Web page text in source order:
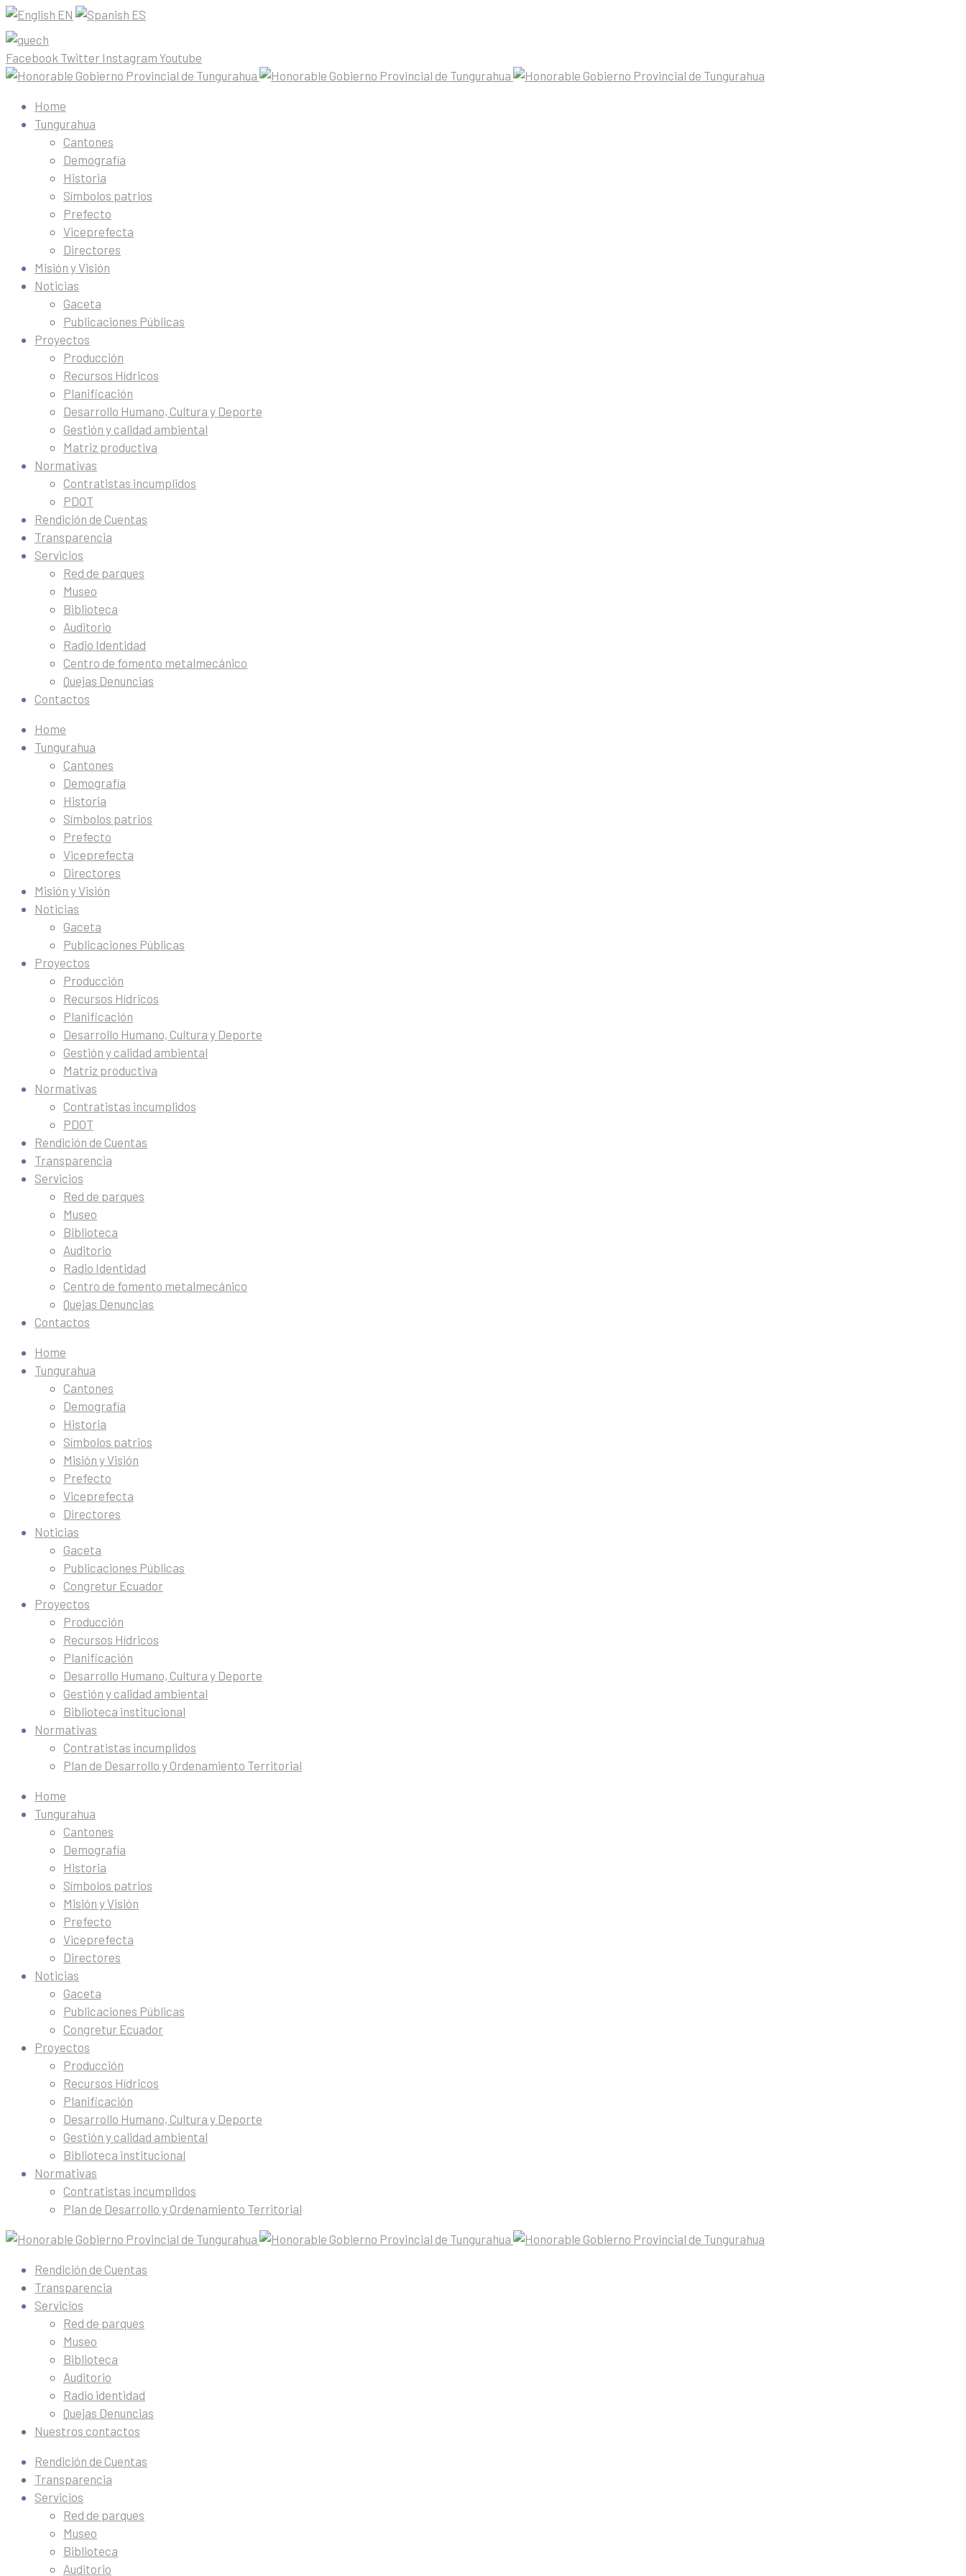
EN ES
Facebook Twitter Instagram Youtube
Home
Tungurahua
Cantones
Demografía
Historia
Símbolos patrios
Prefecto
Viceprefecta
Directores
Misión y Visión
Noticias
Gaceta
Publicaciones Públicas
Proyectos
Producción
Recursos Hídricos
Planificación
Desarrollo Humano, Cultura y Deporte
Gestión y calidad ambiental
Matriz productiva
Normativas
Contratistas incumplidos
PDOT
Rendición de Cuentas
Transparencia
Servicios
Red de parques
Museo
Biblioteca
Auditorio
Radio Identidad
Centro de fomento metalmecánico
Quejas Denuncias
Contactos
Home
Tungurahua
Cantones
Demografía
Historia
Símbolos patrios
Prefecto
Viceprefecta
Directores
Misión y Visión
Noticias
Gaceta
Publicaciones Públicas
Proyectos
Producción
Recursos Hídricos
Planificación
Desarrollo Humano, Cultura y Deporte
Gestión y calidad ambiental
Matriz productiva
Normativas
Contratistas incumplidos
PDOT
Rendición de Cuentas
Transparencia
Servicios
Red de parques
Museo
Biblioteca
Auditorio
Radio Identidad
Centro de fomento metalmecánico
Quejas Denuncias
Contactos
Home
Tungurahua
Cantones
Demografía
Historia
Símbolos patrios
Misión y Visión
Prefecto
Viceprefecta
Directores
Noticias
Gaceta
Publicaciones Públicas
Congretur Ecuador
Proyectos
Producción
Recursos Hídricos
Planificación
Desarrollo Humano, Cultura y Deporte
Gestión y calidad ambiental
Biblioteca institucional
Normativas
Contratistas incumplidos
Plan de Desarrollo y Ordenamiento Territorial
Home
Tungurahua
Cantones
Demografía
Historia
Símbolos patrios
Misión y Visión
Prefecto
Viceprefecta
Directores
Noticias
Gaceta
Publicaciones Públicas
Congretur Ecuador
Proyectos
Producción
Recursos Hídricos
Planificación
Desarrollo Humano, Cultura y Deporte
Gestión y calidad ambiental
Biblioteca institucional
Normativas
Contratistas incumplidos
Plan de Desarrollo y Ordenamiento Territorial
Rendición de Cuentas
Transparencia
Servicios
Red de parques
Museo
Biblioteca
Auditorio
Radio identidad
Quejas Denuncias
Nuestros contactos
Rendición de Cuentas
Transparencia
Servicios
Red de parques
Museo
Biblioteca
Auditorio